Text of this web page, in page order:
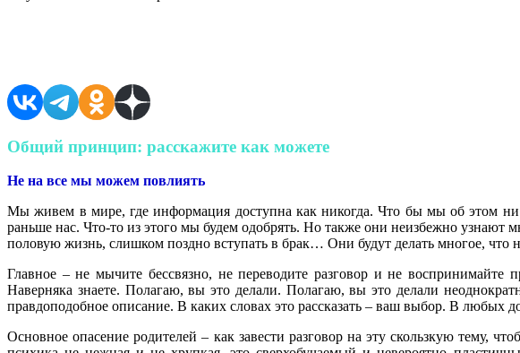
Общий принцип: расскажите как можете
Не на все мы можем повлиять
Мы живем в мире, где информация доступна как никогда. Что бы мы об этом
раньше нас. Что-то из этого мы будем одобрять. Но также они неизбежно
половую жизнь, слишком поздно вступать в брак… Они будут делать многое, что
Главное – не мычите бессвязно, не переводите разговор и не
Наверняка знаете. Полагаю, вы это делали. Полагаю, вы это делали
правдоподобное описание. В каких словах это рассказать – ваш выбор. В любых
Основное опасение родителей – как завести разговор на эту скользкую тему,